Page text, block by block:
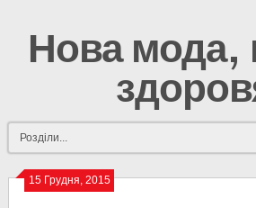
Нова мода,
15 Грудня, 2015